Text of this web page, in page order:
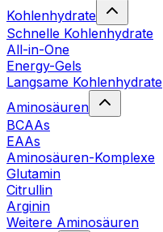
Kohlenhydrate
Schnelle Kohlenhydrate
All-in-One
Energy-Gels
Langsame Kohlenhydrate
Aminosäuren
BCAAs
EAAs
Aminosäuren-Komplexe
Glutamin
Citrullin
Arginin
Weitere Aminosäuren